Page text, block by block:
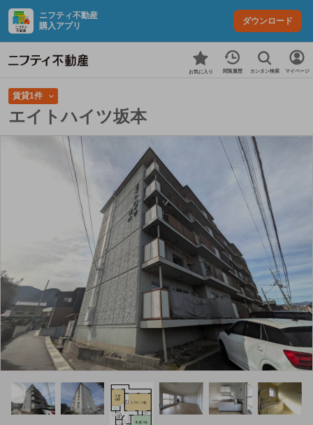
ニフティ不動産
購入アプリ
ダウンロード
お気に入り 閲覧履歴 カンタン検索 マイページ
賃貸1件
エイトハイツ坂本